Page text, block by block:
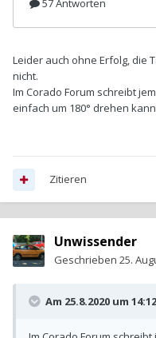
Leider auch ohne Erfolg, die
nicht.
Im Corado Forum schreibt
einfach um 180° drehen
Zitieren
Unwissender
Geschrieben 25.
Am 25.8.2020 um